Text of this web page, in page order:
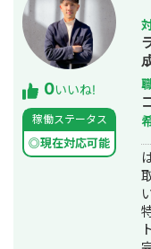
決
率
メー
0いいね!
稼働ステータス
◎現在対応可能